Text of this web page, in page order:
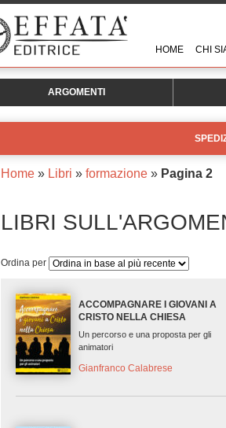
HOME CHI
ARGOMENTI
Home » Libri » formazione » Pagina 2
LIBRI
Ordina per
ACCOMPAGNARE I GIOVANI A
CRISTO NELLA CHIESA
Un percorso e una proposta per gli
animatori
Gianfranco Calabrese